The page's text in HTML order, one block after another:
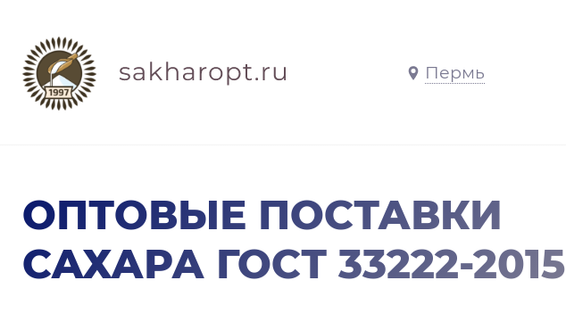
Пермь
ОПТОВЫЕ ПОСТАВКИ
САХАРА ГОСТ 33222-2015